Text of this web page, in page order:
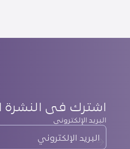
اشترك في النشرة
‏البريد الإلكتروني